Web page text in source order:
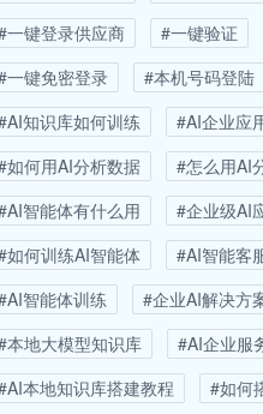
一键登录供应商
#一键验证
一键免密登录
#本机号码登陆
知识库如何训练
#AI企业应
如何用AI分析数据
#怎么用AI
智能体有什么用
#企业级AI
如何训练AI智能体
#AI智能客
智能体训练
#企业AI解决方
本地大模型知识库
#AI企业服
本地知识库搭建教程
#如何